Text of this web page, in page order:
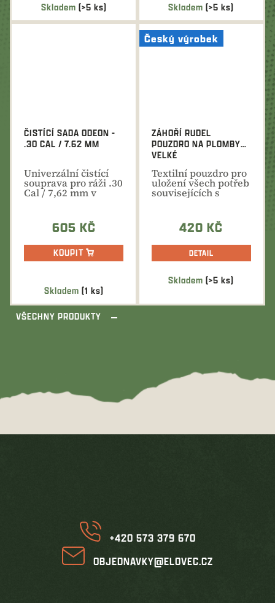
Skladem (>5 ks) Skladem(>5 ks)
Skladem (1 ks)
ČISTÍCÍ SADA ODEON -
.30 CAL / 7.62 MM
Univerzální čistící
souprava pro ráži .30
Cal / 7,62 mm v
praktickém
605 KČ
KOUPIT
Český výrobek
Průměrné
produktu
hvězdiček.
Skladem(>5 ks)
ZÁHOŘÍ RUDEL
POUZDRO NA PLOMBY
VELKÉ
Textilní pouzdro pro
uložení všech potřeb
souvisejících s
úlovkem. Kapacita...
420 KČ
DETAIL
VŠECHNY PRODUKTY
+420 573 379 670
OBJEDNAVKY@ELOVEC.CZ